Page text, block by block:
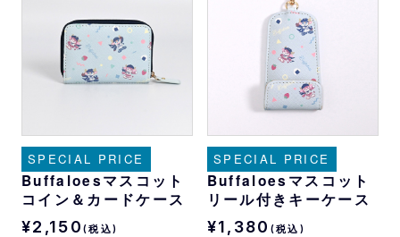
SPECIAL PRICE
Buffaloesマスコット
コイン＆カードケース
¥2,150 (税込)
SPECIAL PRICE
Buffaloesマスコット
リール付きキーケース
¥1,380 (税込)